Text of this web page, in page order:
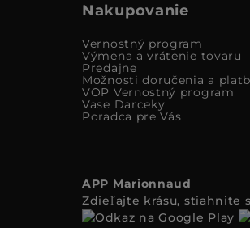
Nakupovanie
Vernostný program
Výmena a vrátenie tovaru
Predajne
Možnosti doručenia a
VOP Vernostný program
Vase Darceky
Poradca pre Vás
APP Marionnaud
Zdieľajte krásu, stiahnite